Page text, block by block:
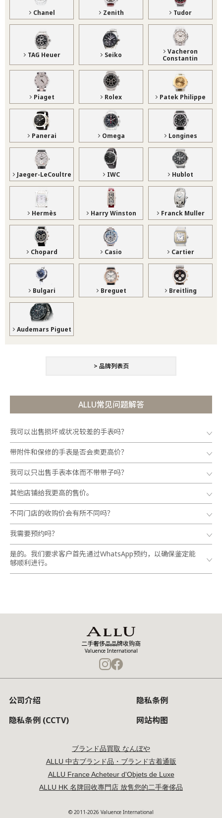
Chanel Zenith Tudor
TAG Heuer Seiko
Vacheron
Constantin
Piaget Rolex Patek Philippe
Panerai Omega Longines
Jaeger-LeCoultre IWC Hublot
Hermès Harry Winston Franck Muller
Chopard Casio Cartier
Bulgari Breguet Breitling
Audemars Piguet
> 品牌列表页
ALLU常见问题解答
我可以出售损坏或状况较差的手表吗？
带附件和保修的手表是否会卖更高价？
我可以只出售手表本体而不带带子吗？
其他店铺给我更高的售价。
不同门店的收购价会有所不同吗？
我需要预约吗？
是的。我们要求客户首先通过WhatsApp预约，以确保鉴定能
够顺利进行。
二手奢侈品品牌收购商
Valuence International
公司介绍
隐私条例
隐私条例 (CCTV)
网站构图
ブランド品買取 なんぼや
ALLU 中古ブランド品・ブランド古着通販
ALLU France Acheteur d'Objets de Luxe
ALLU HK 名牌回收專門店 放售您的二手奢侈品
© 2011-2026 Valuence International